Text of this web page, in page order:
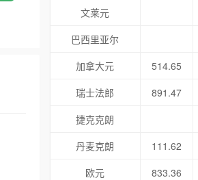
文莱元
巴西里亚尔
加拿大元
514.65
瑞士法郎
891.47
捷克克朗
丹麦克朗
111.62
欧元
833.36